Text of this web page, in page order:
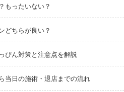
もったいない？
どちらが良い？
ぴん対策と注意点を解説
当日の施術・退店までの流れ